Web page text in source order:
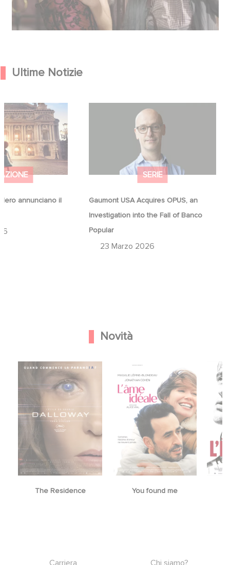
Ultime Notizie
annunciano il
annunciano il
SERIE
Gaumont USA Acquires OPUS, an
Investigation into the Fall of Banco
Popular
23 Marzo 2026
Gaumont USA Acquires OPUS, an
Investigation into the Fall of Banco
Novità
The Residence You found me
Carriera Chi siamo?